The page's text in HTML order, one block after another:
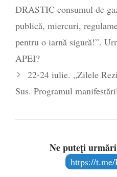
DRASTIC consumul de
publică, miercuri,
pentru o iarnă sigură!”.
APEI?
22-24 iulie. „Zilele
Sus. Programul
Ne puteți
https://t.me/